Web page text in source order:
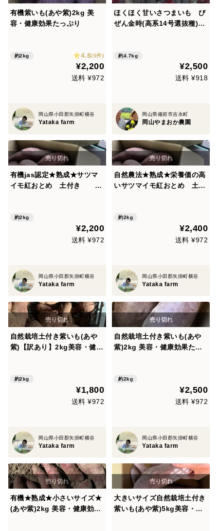
有機紫いも(あや紫)2kg 美
容・健康効果たっぷり
約2kg 4.8(6件)
¥2,200
送料 ¥972
岡山県小田郡矢掛町横谷
Yataka farm
ほくほく甘いさつまいも び
ぜん金時(高系14号選抜種)
約4.7kg
¥2,500
送料 ¥918
岡山県備前市吉永町
岡山やまおか農園
有機jas認定★熟成★サツマ
イモ紅おとめ 土付き 2k
約2kg
¥2,200
送料 ¥972
岡山県小田郡矢掛町横谷
Yataka farm
自然農法★熟成★栄養価の高
いサツマイモ紅おとめ 土付
約2kg
¥2,400
送料 ¥972
岡山県小田郡矢掛町横谷
Yataka farm
自然栽培土付き紫いも(あや
紫)【訳あり】2kg美容・健康
約2kg
¥1,800
送料 ¥972
岡山県小田郡矢掛町横谷
Yataka farm
自然栽培土付き紫いも(あや
紫)2kg 美容・健康効果たっ
約2kg
¥2,500
送料 ¥972
岡山県小田郡矢掛町横谷
Yataka farm
有機★熟成★小さいサイズ★
(あや紫)2kg 美容・健康効果
大きいサイズ自然栽培土付き
紫いも(あや紫)5kg美容・健